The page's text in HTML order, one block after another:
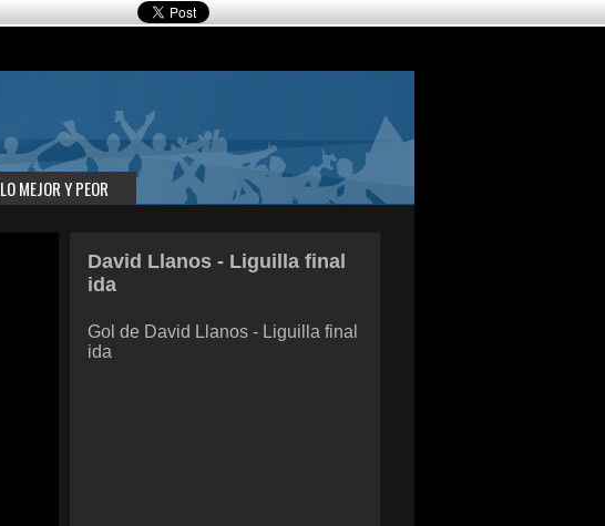
LO MEJOR Y PEOR
David Llanos - Liguilla final
ida
Gol de David Llanos - Liguilla final
ida